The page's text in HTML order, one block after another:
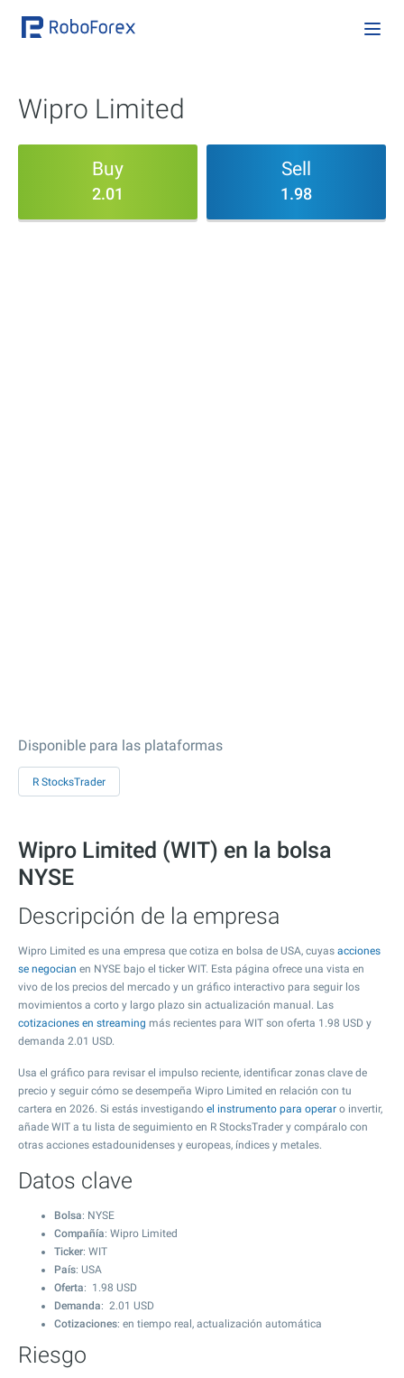
Wipro Limited
Buy
2.01
Sell
1.98
Disponible para las plataformas
R StocksTrader
Wipro Limited (WIT) en la bolsa
NYSE
Descripción de la empresa
Wipro Limited es una empresa que cotiza en bolsa de USA, cuyas acciones
se negocian en NYSE bajo el ticker WIT. Esta página ofrece una vista en
vivo de los precios del mercado y un gráfico interactivo para seguir los
movimientos a corto y largo plazo sin actualización manual. Las
cotizaciones en streaming más recientes para WIT son oferta 1.98 USD y
demanda 2.01 USD.
Usa el gráfico para revisar el impulso reciente, identificar zonas clave de
precio y seguir cómo se desempeña Wipro Limited en relación con tu
cartera en 2026. Si estás investigando el instrumento para operar o invertir,
añade WIT a tu lista de seguimiento en R StocksTrader y compáralo con
otras acciones estadounidenses y europeas, índices y metales.
Datos clave
Bolsa: NYSE
Compañía: Wipro Limited
Ticker: WIT
País: USA
Oferta: 1.98 USD
Demanda: 2.01 USD
Cotizaciones: en tiempo real, actualización automática
Riesgo